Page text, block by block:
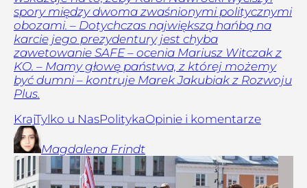
spory między dwoma zwaśnionymi politycznymi
obozami. – Dotychczas największą hańbą na
karcie jego prezydentury jest chyba
zawetowanie SAFE – ocenia Mariusz Witczak z
KO. – Mamy głowę państwa, z której możemy
być dumni – kontruje Marek Jakubiak z Rozwoju
Plus.
KrajTylko u NasPolitykaOpinie i komentarze
Magdalena Frindt